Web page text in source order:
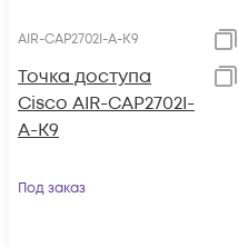
AIR-CAP2702I-A-K9
Точка доступа
Cisco AIR-CAP2702I-
A-K9
Под заказ